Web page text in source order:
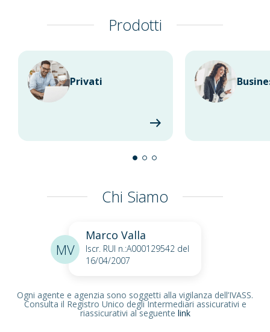
Prodotti
Privati
Chi Siamo
Marco Valla
Iscr. RUI n.:A000129542 del
16/04/2007
MV
Ogni agente e agenzia sono soggetti alla vigilanza dell’IVASS.
Consulta il Registro Unico degli Intermediari assicurativi e
riassicurativi al seguente link